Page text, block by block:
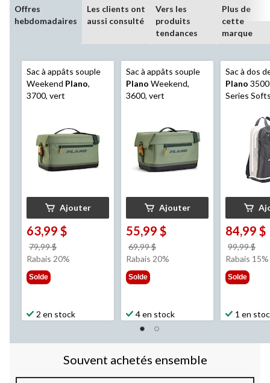
Offres
hebdomadaires
Les clients ont
aussi consulté
Vers les
produits
tendances
Plus de
cette
marque
Sac à appâts souple
Weekend Plano,
3700, vert
Ajouter
63,99 $
79,99 $
était
Rabais 20%
Solde
2 en stock
Sac à appâts souple
Plano Weekend,
3600, vert
Ajouter
55,99 $
69,99 $
était
Rabais 20%
Solde
4 en stock
Sac à dos
Plano
Series
84,99 $
99,99 $
Rabais 15%
Solde
1 en
Souvent achetés ensemble